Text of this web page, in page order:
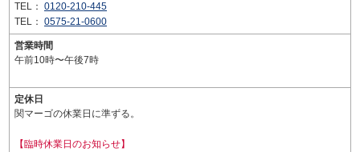
TEL： 0120-210-445
TEL： 0575-21-0600
営業時間
午前10時〜午後7時
定休日
関マーゴの休業日に準ずる。
【臨時休業日のお知らせ】